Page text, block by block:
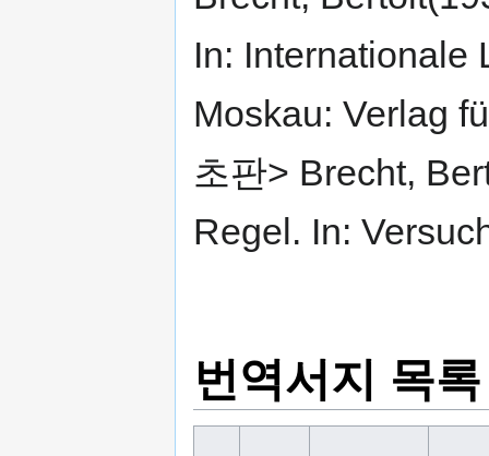
In: Internationale
Moskau: Verlag
초판> Brecht,
Regel. In:
번역서지 목록